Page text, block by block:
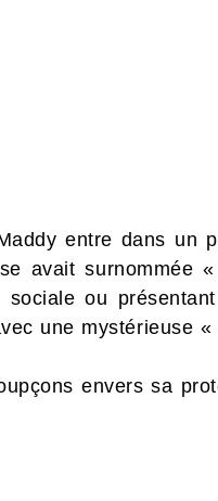
entre dans un
avait surnommée
ou
une mystérieuse
envers sa